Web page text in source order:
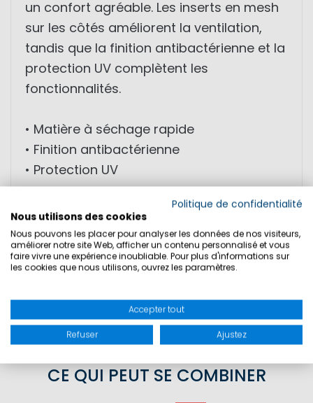
un confort agréable. Les inserts en mesh
sur les côtés améliorent la ventilation,
tandis que la finition antibactérienne et la
protection UV complètent les
fonctionnalités.
• Matière à séchage rapide
• Finition antibactérienne
• Protection UV
MATIÈRE: 93% polyester; 7% élasthanne
TAILLES
SÉCURITÉ DU PRODUIT
CE QUI PEUT SE COMBINER
Politique de confidentialité
Nous utilisons des cookies
Nous pouvons les placer pour analyser les données de nos visiteurs,
améliorer notre site Web, afficher un contenu personnalisé et vous
faire vivre une expérience inoubliable. Pour plus d'informations sur
les cookies que nous utilisons, ouvrez les paramètres.
Accepter tout
Refuser Ajustez